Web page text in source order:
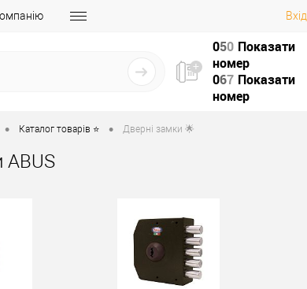
Вхід
050 Показати
номер
067 Показати
номер
• Каталог товарів ⭐ • Дверні замки 🌟
ABUS